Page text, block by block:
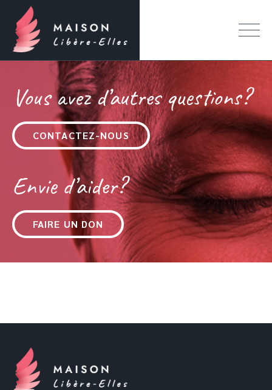
Vous avez d’autres questions?
CONTACTEZ-NOUS
Envie d’aider?
FAIRE UN DON